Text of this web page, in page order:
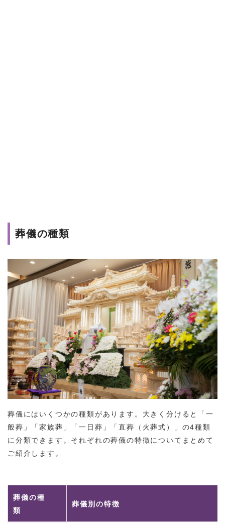
葬儀の種類
葬儀にはいくつかの種類があります。大きく分けると「一
般葬」「家族葬」「一日葬」「直葬（火葬式）」の4種類
に分類できます。それぞれの葬儀の特徴についてまとめて
ご紹介します。
葬儀の種
類
葬儀別の特徴